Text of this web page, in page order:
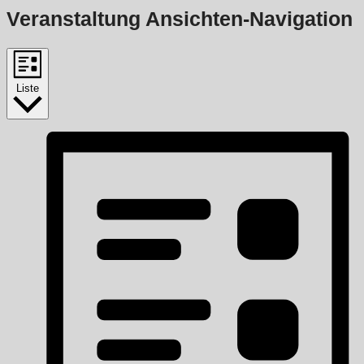
Veranstaltung Ansichten-Navigation
Liste